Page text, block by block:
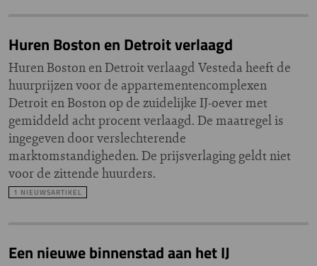
Huren Boston en Detroit verlaagd
Huren Boston en Detroit verlaagd Vesteda heeft de
huurprijzen voor de appartementencomplexen
Detroit en Boston op de zuidelijke IJ-oever met
gemiddeld acht procent verlaagd. De maatregel is
ingegeven door verslechterende
marktomstandigheden. De prijsverlaging geldt niet
voor de zittende huurders.
1 NIEUWSARTIKEL
Een nieuwe binnenstad aan het IJ